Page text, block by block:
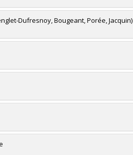
Dufresnoy, Bougeant, Porée, Jacquin)